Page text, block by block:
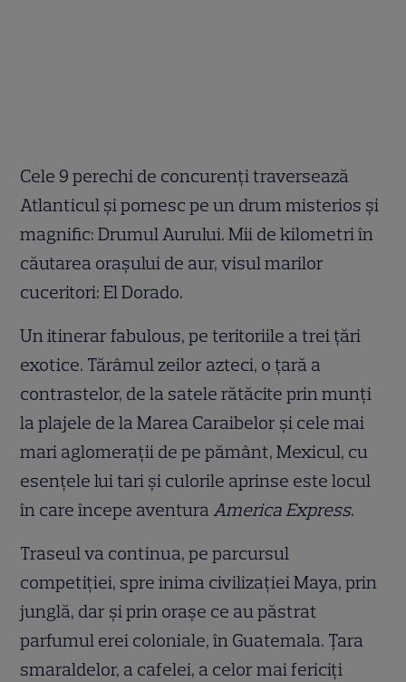
Cele 9 perechi de concurenți traversează
Atlanticul și pornesc pe un drum misterios și
magnific: Drumul Aurului. Mii de kilometri în
căutarea orașului de aur, visul marilor
cuceritori: El Dorado.
Un itinerar fabulous, pe teritoriile a trei țări
exotice. Tărâmul zeilor azteci, o țară a
contrastelor, de la satele rătăcite prin munți
la plajele de la Marea Caraibelor și cele mai
mari aglomerații de pe pământ, Mexicul, cu
esențele lui tari și culorile aprinse este locul
în care începe aventuraAmerica Express.
Traseul va continua, pe parcursul
competiției, spre inima civilizației Maya, prin
junglă, dar și prin orașe ce au păstrat
parfumul erei coloniale, în Guatemala. Țara
smaraldelor, a cafelei, a celor mai fericiți